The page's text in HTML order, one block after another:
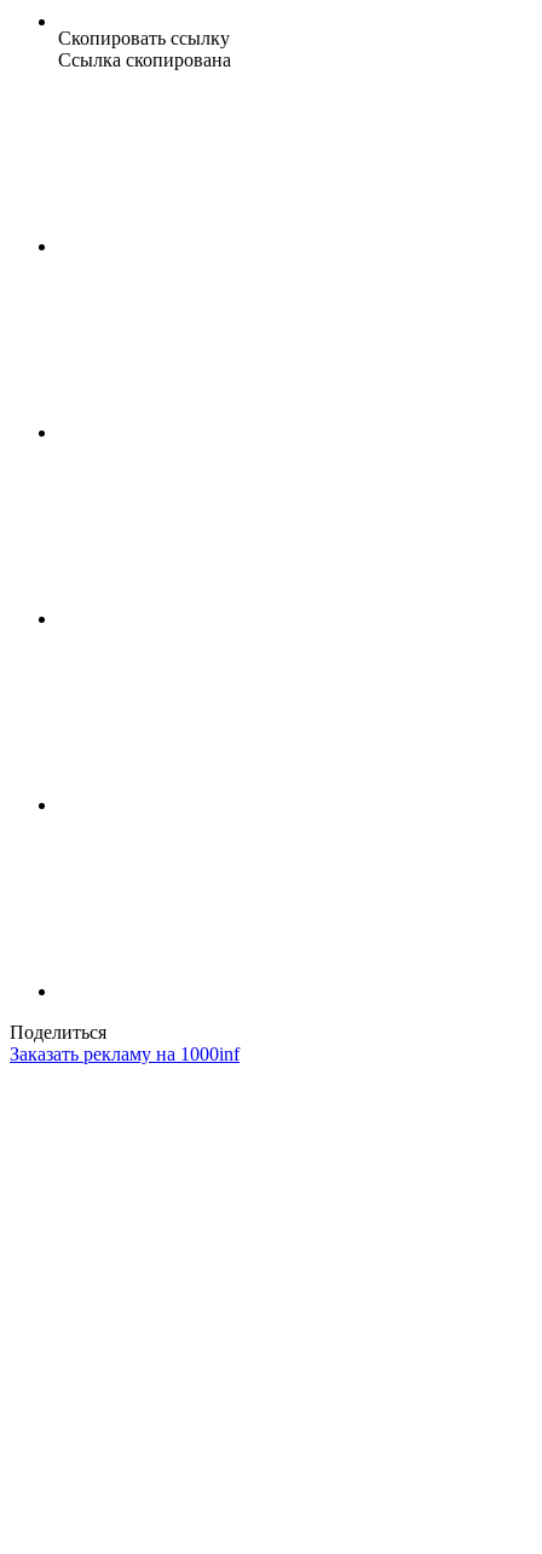
Скопировать ссылку
Ссылка скопирована
Поделиться
Заказать рекламу на 1000inf